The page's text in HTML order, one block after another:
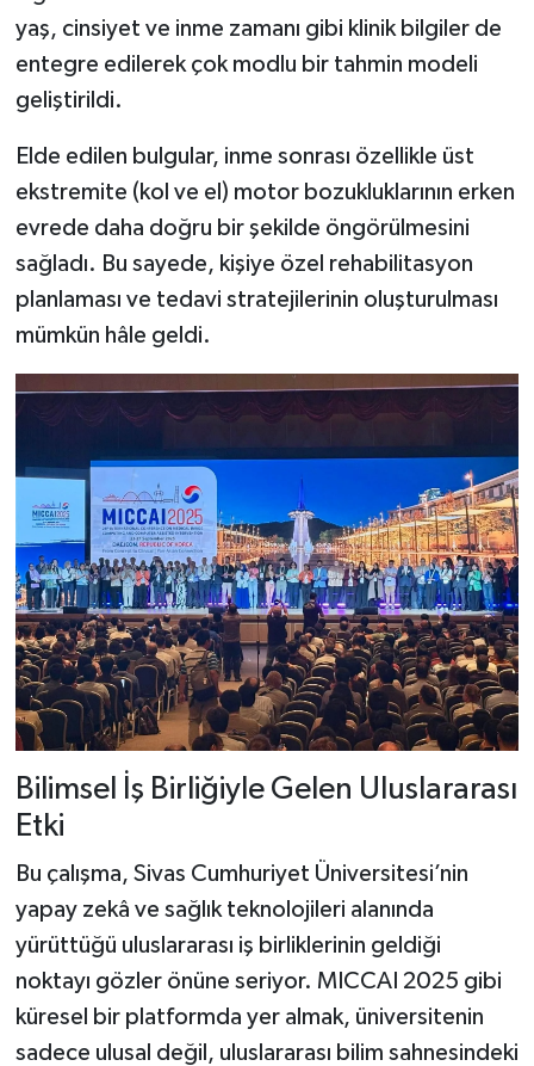
yaş, cinsiyet ve inme zamanı gibi klinik bilgiler de
entegre edilerek çok modlu bir tahmin modeli
geliştirildi.
Elde edilen bulgular, inme sonrası özellikle üst
ekstremite (kol ve el) motor bozukluklarının erken
evrede daha doğru bir şekilde öngörülmesini
sağladı. Bu sayede, kişiye özel rehabilitasyon
planlaması ve tedavi stratejilerinin oluşturulması
mümkün hâle geldi.
Bilimsel İş Birliğiyle Gelen Uluslararası
Etki
Bu çalışma, Sivas Cumhuriyet Üniversitesi’nin
yapay zekâ ve sağlık teknolojileri alanında
yürüttüğü uluslararası iş birliklerinin geldiği
noktayı gözler önüne seriyor. MICCAI 2025 gibi
küresel bir platformda yer almak, üniversitenin
sadece ulusal değil, uluslararası bilim sahnesindeki